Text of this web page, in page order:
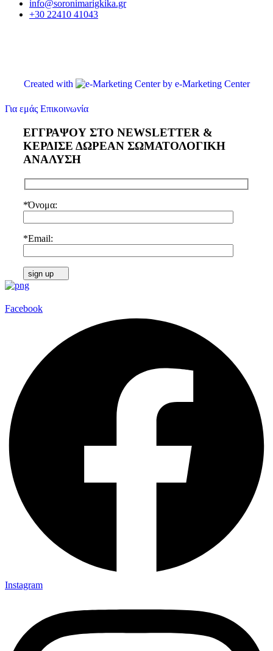
info@soronimarigkika.gr
+30 22410 41043
Created with by e-Marketing Center
Για εμάς Επικοινωνία
ΕΓΓΡΑΨΟΥ ΣΤΟ NEWSLETTER &
ΚΕΡΔΙΣΕ ΔΩΡΕΑΝ ΣΩΜΑΤΟΛΟΓΙΚΗ
ΑΝΑΛΥΣΗ
*Όνομα:
*Email:
sign up
Facebook
Instagram